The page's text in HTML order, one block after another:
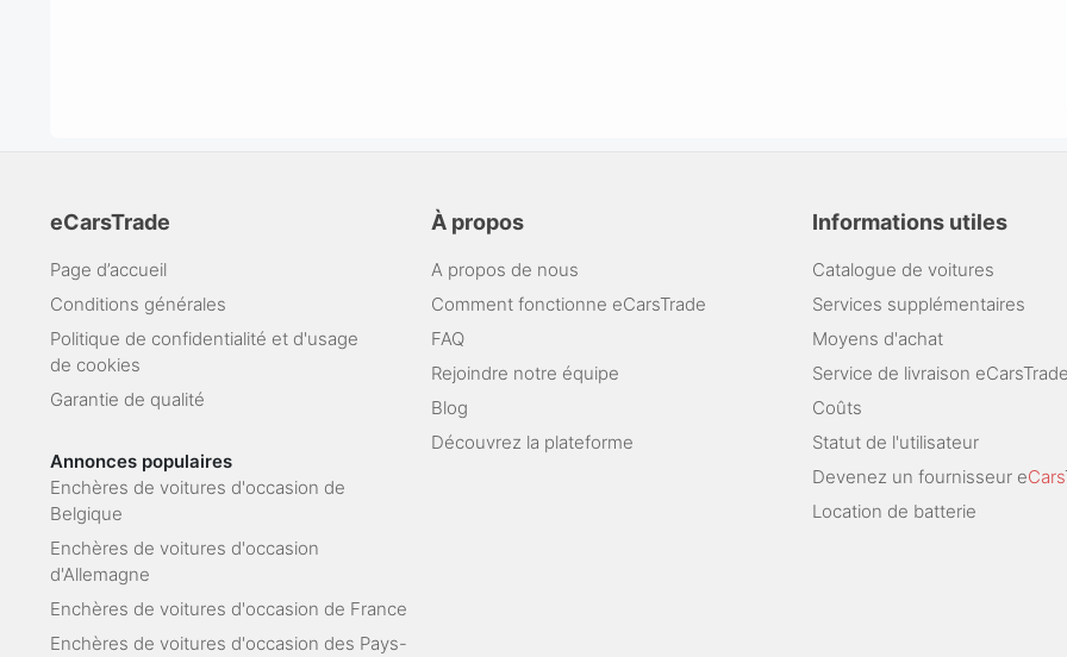
eCarsTrade
Page d’accueil
Conditions générales
Politique de confidentialité et d'usage
de cookies
Garantie de qualité
Annonces populaires
Enchères de voitures d'occasion de
Belgique
Enchères de voitures d'occasion
d'Allemagne
Enchères de voitures d'occasion de France
Enchères de voitures d'occasion des Pays-
À propos
A propos de nous
Comment fonctionne eCarsTrade
FAQ
Rejoindre notre équipe
Blog
Découvrez la plateforme
Informations utiles
Catalogue de voitures
Services supplémentaires
Moyens d'achat
Service de livraison eCarsTrade
Coûts
Statut de l'utilisateur
Devenez un fournisseur eCars
Location de batterie